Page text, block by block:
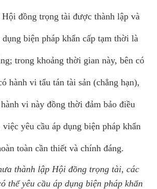
đồng trọng tài được thành lập và
biện pháp khẩn cấp tạm thời là
trong khoảng thời gian này, bên có
hành vi tẩu tán tài sản (chẳng hạn),
vi này đồng thời đảm bảo điều
yêu cầu áp dụng biện pháp khẩn
toàn cần thiết và chính đáng.
thành lập Hội đồng trọng tài, các
thể yêu cầu áp dụng biện pháp khẩn